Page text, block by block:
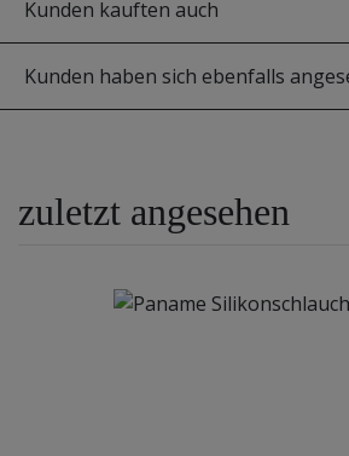
Kunden kauften auch
Kunden haben sich ebenfalls
zuletzt angesehen